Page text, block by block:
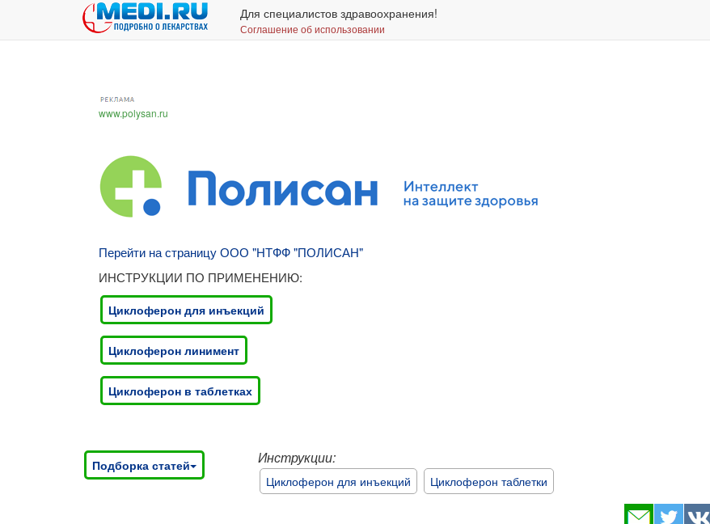
Для специалистов здравоохранения!
Соглашение об использовании
www.polysan.ru
Перейти на страницу ООО "НТФФ "ПОЛИСАН"
ИНСТРУКЦИИ ПО ПРИМЕНЕНИЮ:
Циклоферон для инъекций
Циклоферон линимент
Циклоферон в таблетках
Подборка статей Инструкции:
Циклоферон для инъекций Циклоферон таблетки